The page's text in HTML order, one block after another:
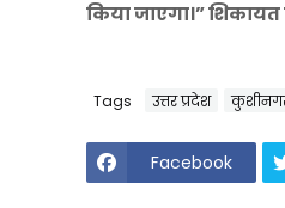
किया जाएगा।” शिकायत
Tags उत्तर प्रदेश
Facebook